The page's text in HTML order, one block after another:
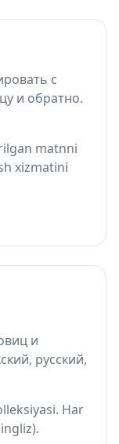
с
и обратно.
matnni
xizmatini
и
русский,
Har